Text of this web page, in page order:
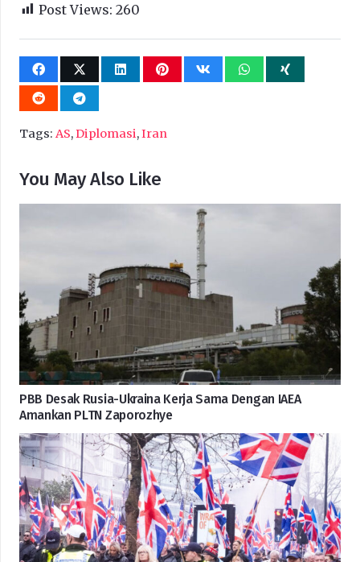
Post Views: 260
Tags: AS,Diplomasi,Iran
You May Also Like
PBB Desak Rusia-Ukraina Kerja Sama Dengan IAEA
Amankan PLTN Zaporozhye